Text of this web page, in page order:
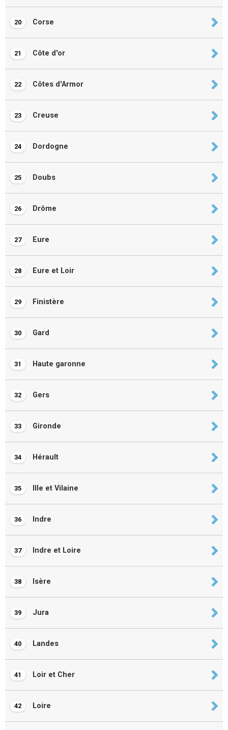
20 Corse
21 Côte d'or
22 Côtes d'Armor
23 Creuse
24 Dordogne
25 Doubs
26 Drôme
27 Eure
28 Eure et Loir
29 Finistère
30 Gard
31 Haute garonne
32 Gers
33 Gironde
34 Hérault
35 Ille et Vilaine
36 Indre
37 Indre et Loire
38 Isère
39 Jura
40 Landes
41 Loir et Cher
42 Loire